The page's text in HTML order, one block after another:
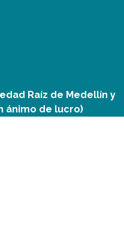
Raíz de Medellín y
ánimo de lucro)